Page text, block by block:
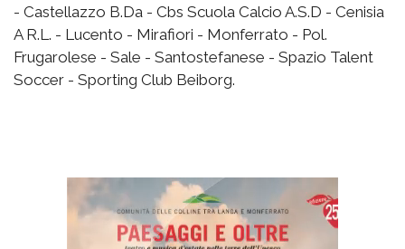
- Castellazzo B.Da - Cbs Scuola Calcio A.S.D - Cenisia
A R.L. - Lucento - Mirafiori - Monferrato - Pol.
Frugarolese - Sale - Santostefanese - Spazio Talent
Soccer - Sporting Club Beiborg.